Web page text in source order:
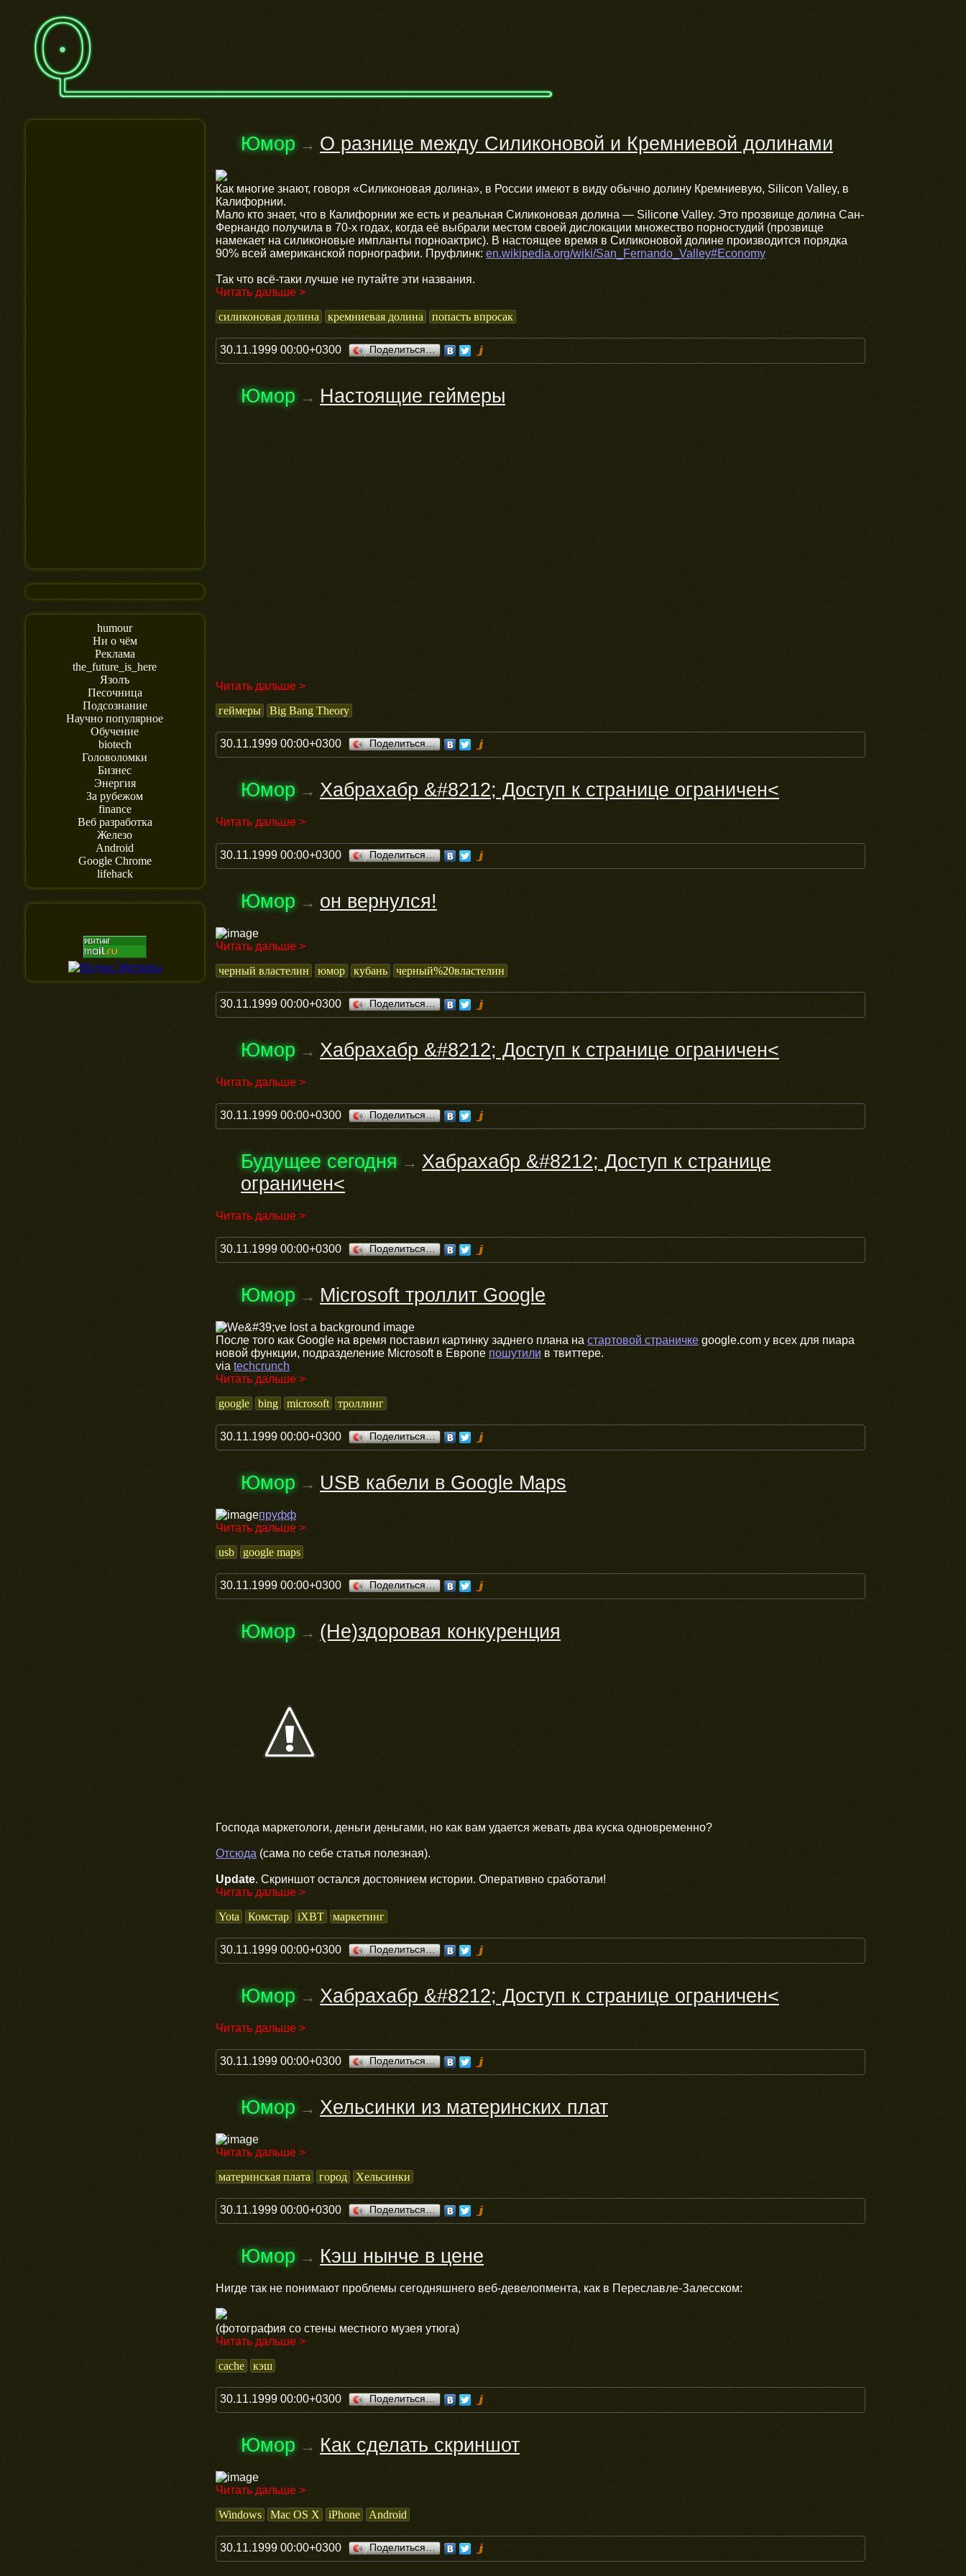
humour
Ни о чём
Реклама
the_future_is_here
Язолъ
Песочница
Подсознание
Научно популярное
Обучение
biotech
Головоломки
Бизнес
Энергия
За рубежом
finance
Веб разработка
Железо
Android
Google Chrome
lifehack
Юмор → О разнице между Силиконовой и Кремниевой долинами
Как многие знают, говоря «Силиконовая долина», в России имеют в виду обычно долину Кремниевую, Silicon Valley, в
Калифорнии.
Мало кто знает, что в Калифорнии же есть и реальная Силиконовая долина — Silicone Valley. Это прозвище долина Сан-
Фернандо получила в 70-х годах, когда её выбрали местом своей дислокации множество порностудий (прозвище
намекает на силиконовые импланты порноактрис). В настоящее время в Силиконовой долине производится порядка
90% всей американской порнографии. Пруфлинк: en.wikipedia.org/wiki/San_Fernando_Valley#Economy
Так что всё-таки лучше не путайте эти названия.
Читать дальше >
силиконовая долина
кремниевая долина попасть впросак
30.11.1999 00:00+0300 Поделиться…
Юмор → Настоящие геймеры
Читать дальше >
геймеры
Big Bang Theory
30.11.1999 00:00+0300 Поделиться…
Юмор → Хабрахабр &#8212; Доступ к странице ограничен<
Читать дальше >
30.11.1999 00:00+0300 Поделиться…
Юмор→ он вернулся!
Читать дальше >
черный властелин
юмор кубань черный%20властелин
30.11.1999 00:00+0300 Поделиться…
Юмор→ Хабрахабр &#8212; Доступ к странице ограничен<
Читать дальше >
30.11.1999 00:00+0300 Поделиться…
Будущее сегодня → Хабрахабр &#8212; Доступ к странице
ограничен<
Читать дальше >
30.11.1999 00:00+0300 Поделиться…
Юмор→ Microsoft троллит Google
После того как Google на время поставил картинку заднего плана на стартовой страничке google.com у всех для пиара
новой функции, подразделение Microsoft в Европе пошутили в твиттере.
via techcrunch
Читать дальше >
google
bing microsoft троллинг
30.11.1999 00:00+0300 Поделиться…
Юмор → USB кабели в Google Maps
пруфф
Читать дальше >
usb
google maps
30.11.1999 00:00+0300 Поделиться…
Юмор → (Не)здоровая конкуренция
Господа маркетологи, деньги деньгами, но как вам удается жевать два куска одновременно?
Отсюда (сама по себе статья полезная).
Update. Скриншот остался достоянием истории. Оперативно сработали!
Читать дальше >
Yota
Комстар iXBT маркетинг
30.11.1999 00:00+0300 Поделиться…
Юмор → Хабрахабр &#8212; Доступ к странице ограничен<
Читать дальше >
30.11.1999 00:00+0300 Поделиться…
Юмор→ Хельсинки из материнских плат
Читать дальше >
материнская плата
город Хельсинки
30.11.1999 00:00+0300 Поделиться…
Юмор → Кэш нынче в цене
Нигде так не понимают проблемы сегодняшнего веб-девелопмента, как в Переславле-Залесском:
(фотография со стены местного музея утюга)
Читать дальше >
cache
кэш
30.11.1999 00:00+0300 Поделиться…
Юмор→ Как сделать скриншот
Читать дальше >
Windows
Mac OS X iPhone Android
30.11.1999 00:00+0300 Поделиться…